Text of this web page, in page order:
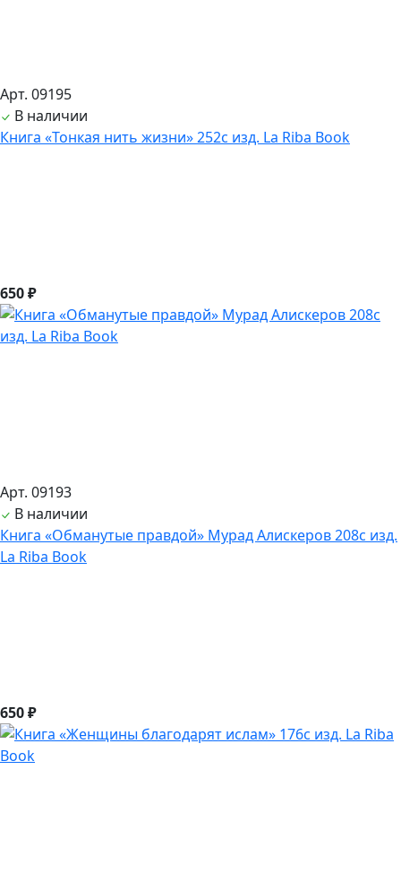
Арт. 09195
В наличии
Книга «Тонкая нить жизни» 252с изд. La Riba Book
650 ₽
Арт. 09193
В наличии
Книга «Обманутые правдой» Мурад Алискеров 208с изд.
La Riba Book
650 ₽